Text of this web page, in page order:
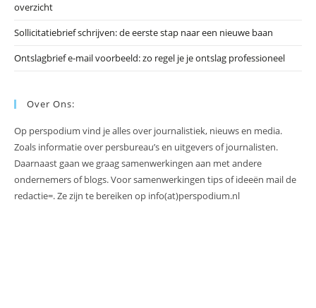
overzicht
Sollicitatiebrief schrijven: de eerste stap naar een nieuwe baan
Ontslagbrief e-mail voorbeeld: zo regel je je ontslag professioneel
Over Ons:
Op perspodium vind je alles over journalistiek, nieuws en media.
Zoals informatie over persbureau’s en uitgevers of journalisten.
Daarnaast gaan we graag samenwerkingen aan met andere
ondernemers of blogs. Voor samenwerkingen tips of ideeën mail de
redactie=. Ze zijn te bereiken op info(at)perspodium.nl